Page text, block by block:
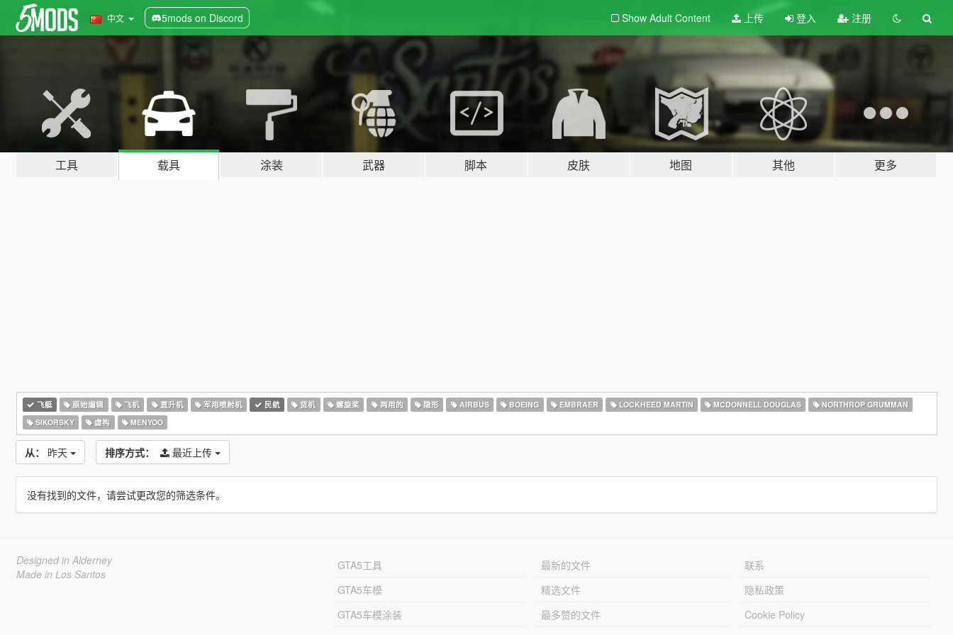
中文 5mods on Discord Show Adult Content 上传 登入 注册
工具 载具 涂装 武器 脚本 皮肤 地图 其他 更多
飞艇 原始编辑 飞机 直升机 军用喷射机 民航 货机 螺旋桨 两用的 隐形 AIRBUS BOEING EMBRAER LOCKHEED MARTIN MCDONNELL DOUGLAS
NORTHROP GRUMMAN
SIKORSKY
虚构 MENYOO
从： 昨天 排序方式： 最近上传
没有找到的文件，请尝试更改您的筛选条件。
Designed in Alderney
Made in Los Santos
GTA5工具
GTA5车模
GTA5车模涂装
最新的文件
精选文件
最多赞的文件
联系
隐私政策
Cookie Policy